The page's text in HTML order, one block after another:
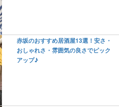
赤坂のおすすめ居酒屋13選！安さ・
おしゃれさ・雰囲気の良さでピック
アップ♪